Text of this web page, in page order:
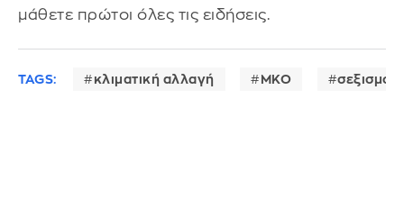
μάθετε πρώτοι όλες τις ειδήσεις.
TAGS: κλιματική αλλαγή ΜΚΟ σεξισμός